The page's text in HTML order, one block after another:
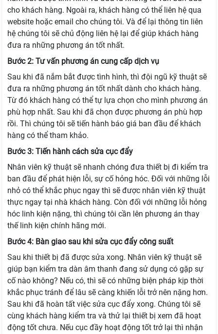
cho khách hàng. Ngoài ra, khách hàng có thể liên hệ qua
website hoặc email cho chúng tôi. Và để lại thông tin liên
hệ chúng tôi sẽ chủ động liên hệ lại để giúp khách hàng
đưa ra những phương án tốt nhất.
Bước 2: Tư vấn phương án cung cấp dịch vụ
Sau khi đã nắm bắt được tình hình, thì đội ngũ kỹ thuật sẽ
đưa ra những phương án tốt nhất dành cho khách hàng.
Từ đó khách hàng có thể tự lựa chọn cho mình phương án
phù hợp nhất. Sau khi đã chọn được phương án phù hợp
rồi. Thì chúng tôi sẽ tiến hành báo giá ban đầu để khách
hàng có thể tham khảo.
Bước 3: Tiến hành cách sửa cục đẩy
Nhân viên kỹ thuật sẽ nhanh chóng đưa thiết bị đi kiểm tra
ban đầu để phát hiện lỗi, sự cố hỏng hóc. Đối với những lỗi
nhỏ có thể khắc phục ngay thì sẽ được nhân viên kỹ thuật
thực ngay tại nhà khách hàng. Còn đối với những lỗi hỏng
hóc linh kiện nặng, thì chúng tôi cần lên phương án thay
thế linh kiện chính hãng mới.
Bước 4: Bàn giao sau khi sửa cục đẩy công suất
Sau khi thiết bị đã được sửa xong. Nhân viên kỹ thuật sẽ
giúp bạn kiểm tra dàn âm thanh đang sử dụng có gặp sự
cố nào không? Nếu có, thì sẽ có những biện pháp kịp thời
khắc phục tránh để lâu sẽ càng khiến lỗi trở nên nặng hơn.
Sau khi đã hoàn tất việc sửa cục đẩy xong. Chúng tôi sẽ
cùng khách hàng kiểm tra và thử lại thiết bị xem đã hoạt
động tốt chưa. Nếu cục đầy hoạt động tốt trở lại thì nhận